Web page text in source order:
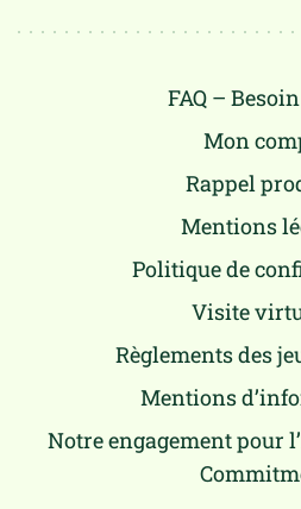
FAQ –
Mon
Rappel
Mentions
Politique de
Visite
Règlements des
Mentions
Notre engagement pour